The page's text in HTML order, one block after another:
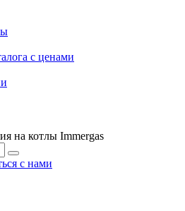
с ценами
на котлы Immergas
с нами